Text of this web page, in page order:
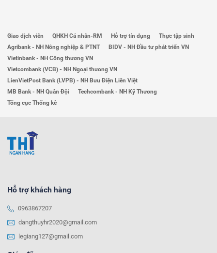
Giao dịch viên QHKH Cá nhân-RM Hỗ trợ tín dụng
Thực tập sinh
Agribank - NH Nông nghiệp & PTNT
BIDV - NH Đầu tư phát triển VN
Vietinbank - NH Công thương VN
Vietcombank (VCB) - NH Ngoại thương VN
LienVietPost Bank (LVPB) - NH Bưu Điện Liên Việt
MB Bank - NH Quân Đội
Techcombank - NH Kỹ Thương
Tổng cục Thống kê
Hỗ trợ khách hàng
0963867207
dangthuyhr2020@gmail.com
legiang127@gmail.com